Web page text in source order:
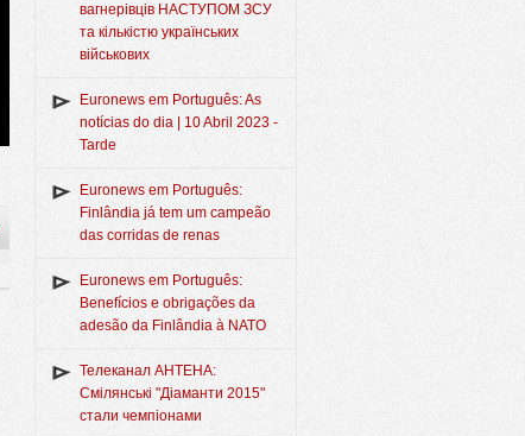
вагнерівців НАСТУПОМ ЗСУ
та кількістю українських
військових
Euronews em Português: As
notícias do dia | 10 Abril 2023 -
Tarde
Euronews em Português:
Finlândia já tem um campeão
das corridas de renas
Euronews em Português:
Benefícios e obrigações da
adesão da Finlândia à NATO
Телеканал АНТЕНА:
Смілянські "Діаманти 2015"
стали чемпіонами